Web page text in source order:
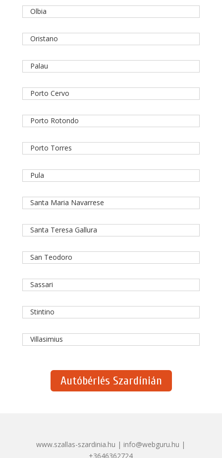
Olbia
Oristano
Palau
Porto Cervo
Porto Rotondo
Porto Torres
Pula
Santa Maria Navarrese
Santa Teresa Gallura
San Teodoro
Sassari
Stintino
Villasimius
Autóbérlés Szardínián
www.szallas-szardinia.hu | info@webguru.hu |
+3646362724